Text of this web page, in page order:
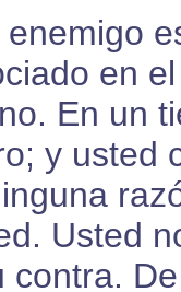
enemigo
en
En un
y usted
Usted
contra.